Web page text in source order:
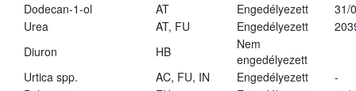
Dodecan-1-ol
AT Engedélyezett
31/
Urea
AT, FU Engedélyezett
Diuron
HB
Nem
engedélyezett
Urtica spp.
AC, FU, IN Engedélyezett
-